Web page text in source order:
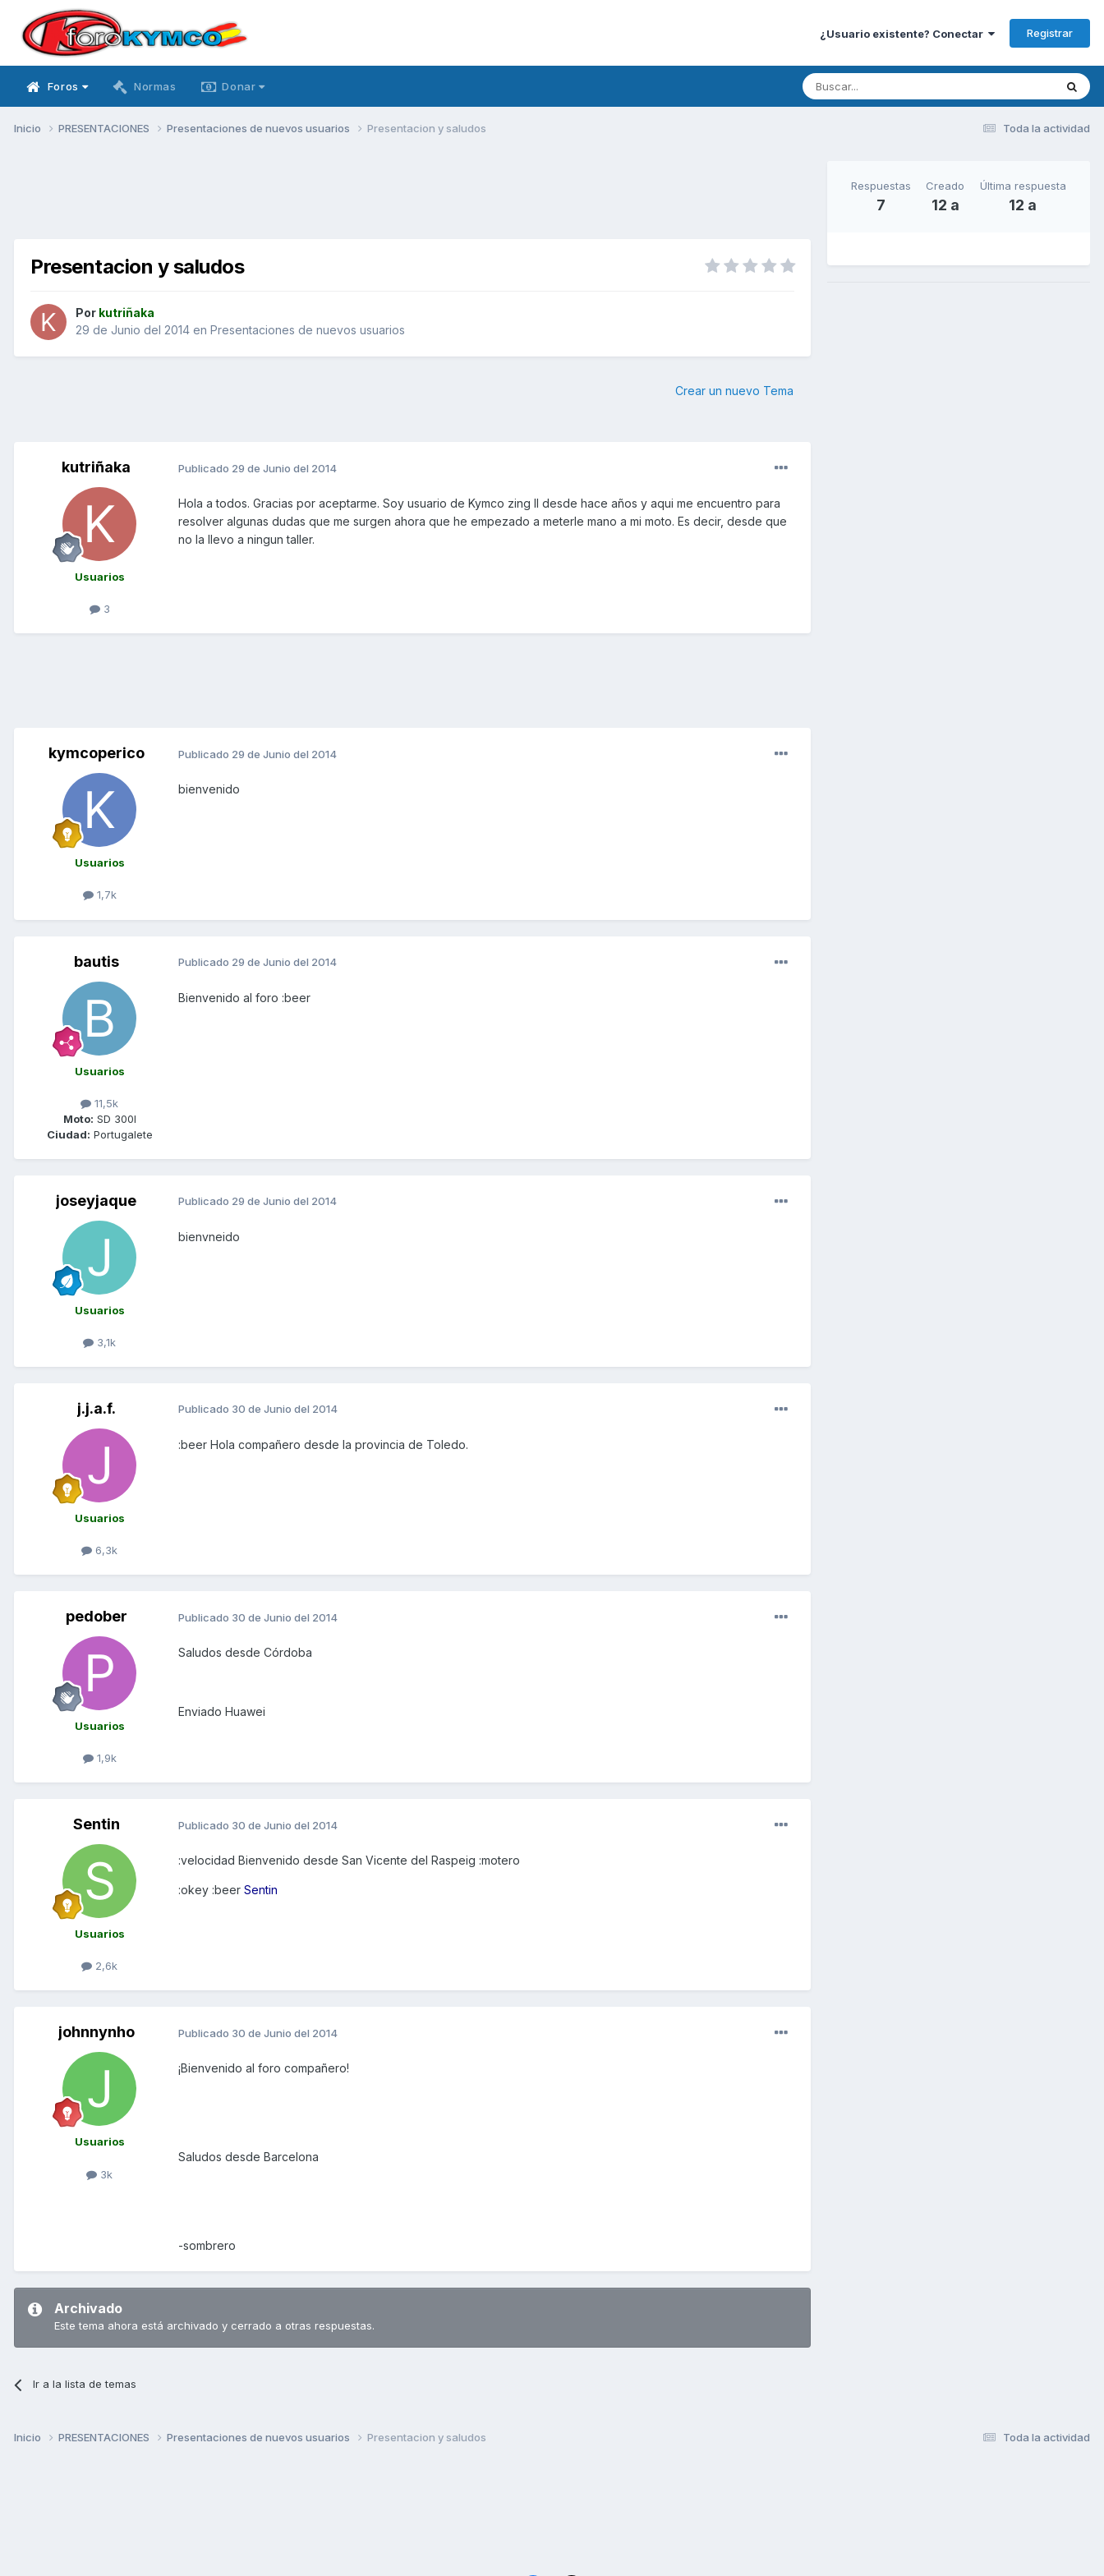
¿Usuario existente? Conectar Registrar
Foros Normas Donar
Toda la actividad
Inicio PRESENTACIONES Presentaciones de nuevos usuarios Presentacion y saludos
Presentacion y saludos
Por kutriñaka
29 de Junio del 2014 en Presentaciones de nuevos usuarios
Crear un nuevo Tema
kutriñaka
Usuarios
3
Publicado 29 de Junio del 2014
Hola a todos. Gracias por aceptarme. Soy usuario de Kymco zing II desde hace años y aqui me encuentro para
resolver algunas dudas que me surgen ahora que he empezado a meterle mano a mi moto. Es decir, desde que
no la llevo a ningun taller.
kymcoperico
Usuarios
1,7k
Publicado 29 de Junio del 2014
bienvenido
bautis
Usuarios
11,5k
Moto: SD 300I
Ciudad: Portugalete
Publicado 29 de Junio del 2014
Bienvenido al foro :beer
joseyjaque
Usuarios
3,1k
Publicado 29 de Junio del 2014
bienvneido
j.j.a.f.
Usuarios
6,3k
Publicado 30 de Junio del 2014
:beer Hola compañero desde la provincia de Toledo.
pedober
Usuarios
1,9k
Publicado 30 de Junio del 2014
Saludos desde Córdoba
Enviado Huawei
Sentin
Usuarios
2,6k
Publicado 30 de Junio del 2014
:velocidad Bienvenido desde San Vicente del Raspeig :motero
:okey :beer Sentin
johnnynho
Usuarios
3k
Publicado 30 de Junio del 2014
¡Bienvenido al foro compañero!
Saludos desde Barcelona
-sombrero
Archivado
Este tema ahora está archivado y cerrado a otras respuestas.
Ir a la lista de temas
Respuestas
7
Creado
12 a
Última respuesta
12 a
Toda la actividad
Inicio PRESENTACIONES Presentaciones de nuevos usuarios Presentacion y saludos